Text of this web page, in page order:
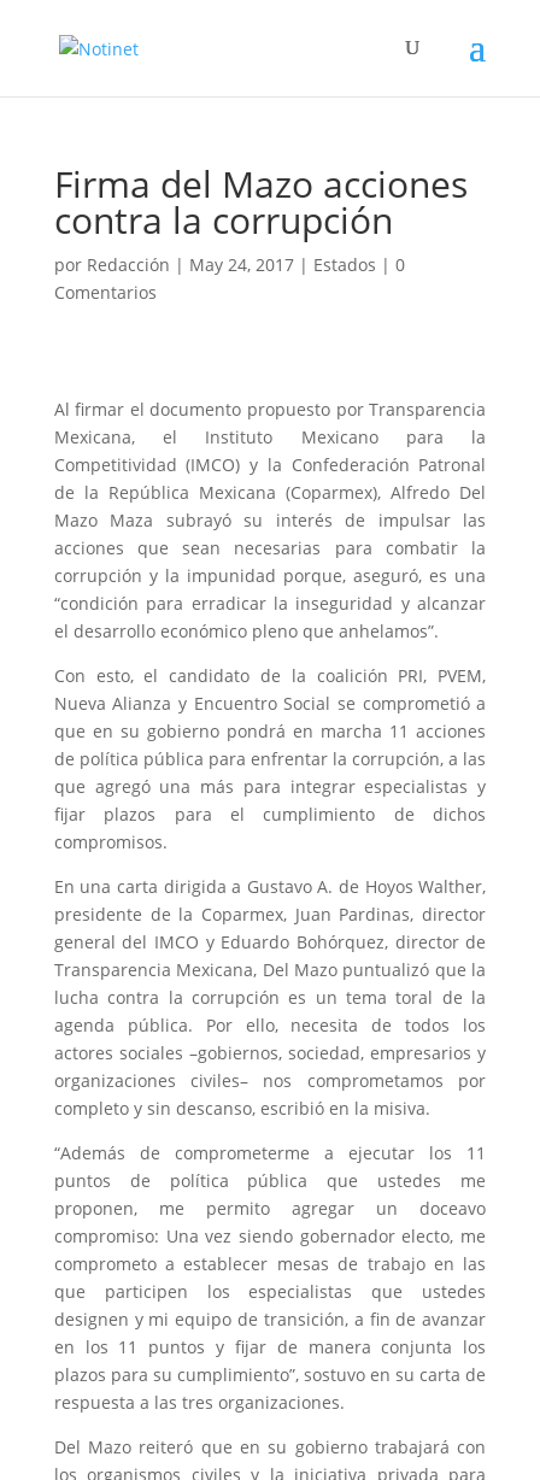
Firma del Mazo acciones
contra la corrupción
por Redacción | May 24, 2017| Estados | 0
Comentarios
Al firmar el documento propuesto por Transparencia
Mexicana, el Instituto Mexicano para la
Competitividad (IMCO) y la Confederación Patronal
de la República Mexicana (Coparmex), Alfredo Del
Mazo Maza subrayó su interés de impulsar las
acciones que sean necesarias para combatir la
corrupción y la impunidad porque, aseguró, es una
“condición para erradicar la inseguridad y alcanzar
el desarrollo económico pleno que anhelamos”.
Con esto, el candidato de la coalición PRI, PVEM,
Nueva Alianza y Encuentro Social se comprometió a
que en su gobierno pondrá en marcha 11 acciones
de política pública para enfrentar la corrupción, a las
que agregó una más para integrar especialistas y
fijar plazos para el cumplimiento de dichos
compromisos.
En una carta dirigida a Gustavo A. de Hoyos Walther,
presidente de la Coparmex, Juan Pardinas, director
general del IMCO y Eduardo Bohórquez, director de
Transparencia Mexicana, Del Mazo puntualizó que la
lucha contra la corrupción es un tema toral de la
agenda pública. Por ello, necesita de todos los
actores sociales –gobiernos, sociedad, empresarios y
organizaciones civiles– nos comprometamos por
completo y sin descanso, escribió en la misiva.
“Además de comprometerme a ejecutar los 11
puntos de política pública que ustedes me
proponen, me permito agregar un doceavo
compromiso: Una vez siendo gobernador electo, me
comprometo a establecer mesas de trabajo en las
que participen los especialistas que ustedes
designen y mi equipo de transición, a fin de avanzar
en los 11 puntos y fijar de manera conjunta los
plazos para su cumplimiento”, sostuvo en su carta de
respuesta a las tres organizaciones.
Del Mazo reiteró que en su gobierno trabajará con
los organismos civiles y la iniciativa privada para